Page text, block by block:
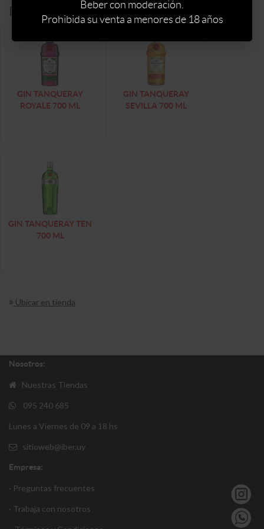
Productos alternativos:
GIN TANQUERAY
ROYALE 700 ML
GIN TANQUERAY
SEVILLA 700 ML
GIN TANQUERAY TEN
700 ML
Ubicar en tienda
Nosotros:
Nuestras Tiendas
095 240 685
Lunes a Viernes de 09 a 18 hs
sitioweb@iber.uy
Empresa:
· Preguntas frecuentes
· Trabaja con nosotros
Beber con moderación.
Prohibida su venta a menores de 18 años